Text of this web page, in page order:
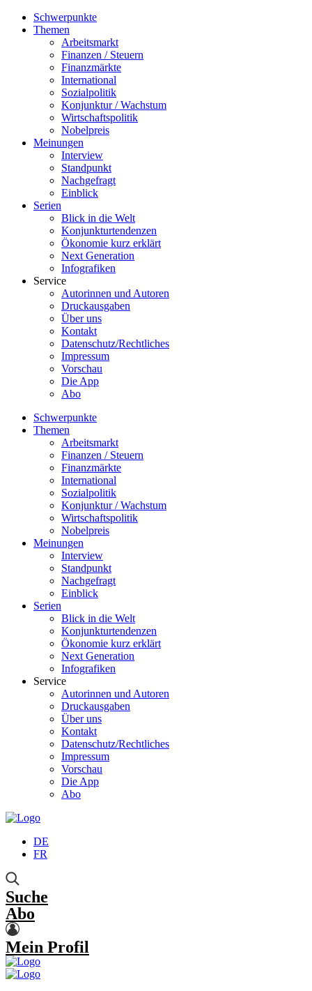
Schwerpunkte
Themen
Arbeitsmarkt
Finanzen / Steuern
Finanzmärkte
International
Sozialpolitik
Konjunktur / Wachstum
Wirtschaftspolitik
Nobelpreis
Meinungen
Interview
Standpunkt
Nachgefragt
Einblick
Serien
Blick in die Welt
Konjunkturtendenzen
Ökonomie kurz erklärt
Next Generation
Infografiken
Service
Autorinnen und Autoren
Druckausgaben
Über uns
Kontakt
Datenschutz/Rechtliches
Impressum
Vorschau
Die App
Abo
Schwerpunkte
Themen
Arbeitsmarkt
Finanzen / Steuern
Finanzmärkte
International
Sozialpolitik
Konjunktur / Wachstum
Wirtschaftspolitik
Nobelpreis
Meinungen
Interview
Standpunkt
Nachgefragt
Einblick
Serien
Blick in die Welt
Konjunkturtendenzen
Ökonomie kurz erklärt
Next Generation
Infografiken
Service
Autorinnen und Autoren
Druckausgaben
Über uns
Kontakt
Datenschutz/Rechtliches
Impressum
Vorschau
Die App
Abo
DE
FR
Suche
Abo
Mein Profil